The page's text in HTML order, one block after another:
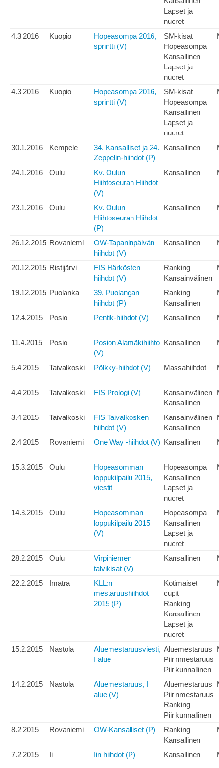
Lapset ja
nuoret
4.3.2016
Kuopio
Hopeasompa 2016,
sprintti (V)
SM-kisat
Hopeasompa
Kansallinen
Lapset ja
nuoret
4.3.2016 Kuopio
Hopeasompa 2016,
sprintti (V)
SM-kisat
Hopeasompa
Kansallinen
Lapset ja
nuoret
30.1.2016 Kempele
34. Kansalliset ja 24.
Zeppelin-hiihdot (P)
Kansallinen
24.1.2016 Oulu
Kv. Oulun
Hiihtoseuran Hiihdot
(V)
Kansallinen
23.1.2016 Oulu
Kv. Oulun
Hiihtoseuran Hiihdot
(P)
Kansallinen
26.12.2015 Rovaniemi
OW-Tapaninpäivän
hiihdot (V)
Kansallinen
20.12.2015 Ristijärvi
FIS Härkösten
hiihdot (V)
Ranking
Kansainvälinen
19.12.2015 Puolanka
39. Puolangan
hiihdot (P)
Ranking
Kansallinen
12.4.2015 Posio Pentik-hiihdot (V) Kansallinen
11.4.2015 Posio
Posion Alamäkihiihto
(V)
Kansallinen
5.4.2015 Taivalkoski Pölkky-hiihdot (V) Massahiihdot
4.4.2015 Taivalkoski FIS Prologi (V)
Kansainvälinen
Kansallinen
3.4.2015 Taivalkoski
FIS Taivalkosken
hiihdot (V)
Kansainvälinen
Kansallinen
2.4.2015 Rovaniemi One Way -hiihdot (V) Kansallinen
15.3.2015 Oulu
Hopeasomman
loppukilpailu 2015,
viestit
Hopeasompa
Kansallinen
Lapset ja
nuoret
14.3.2015 Oulu
Hopeasomman
loppukilpailu 2015
(V)
Hopeasompa
Kansallinen
Lapset ja
nuoret
28.2.2015 Oulu
Virpiniemen
talvikisat (V)
Kansallinen
22.2.2015 Imatra
KLL:n
mestaruushiihdot
2015 (P)
Kotimaiset
cupit
Ranking
Kansallinen
Lapset ja
nuoret
15.2.2015 Nastola
Aluemestaruusviesti,
I alue
Aluemestaruus
Piirinmestaruus
Piirikunnallinen
14.2.2015 Nastola
Aluemestaruus, I
alue (V)
Aluemestaruus
Piirinmestaruus
Ranking
Piirikunnallinen
8.2.2015 Rovaniemi OW-Kansalliset (P)
Ranking
Kansallinen
7.2.2015 Ii Iin hiihdot (P) Kansallinen